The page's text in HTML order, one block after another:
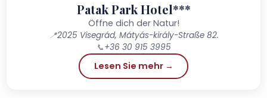
Patak Park Hotel***
Öffne dich der Natur!
📍2025 Visegrád, Mátyás-király-Straße 82.
📞+36 30 915 3995
Lesen Sie mehr →